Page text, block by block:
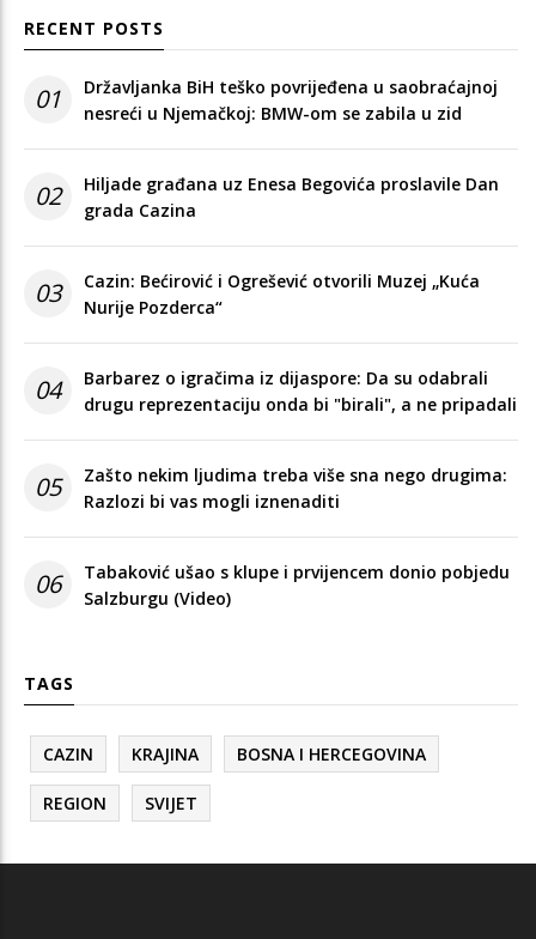
RECENT POSTS
01
Državljanka BiH teško povrijeđena u saobraćajnoj
nesreći u Njemačkoj: BMW-om se zabila u zid
02
Hiljade građana uz Enesa Begovića proslavile Dan
grada Cazina
03
Cazin: Bećirović i Ogrešević otvorili Muzej „Kuća
Nurije Pozderca“
04
Barbarez o igračima iz dijaspore: Da su odabrali
drugu reprezentaciju onda bi "birali", a ne pripadali
05
Zašto nekim ljudima treba više sna nego drugima:
Razlozi bi vas mogli iznenaditi
06
Tabaković ušao s klupe i prvijencem donio pobjedu
Salzburgu (Video)
TAGS
CAZIN KRAJINA BOSNA I HERCEGOVINA
REGION SVIJET